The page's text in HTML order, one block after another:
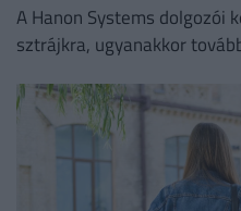
A Hanon Systems dolgozói
sztrájkra, ugyanakkor